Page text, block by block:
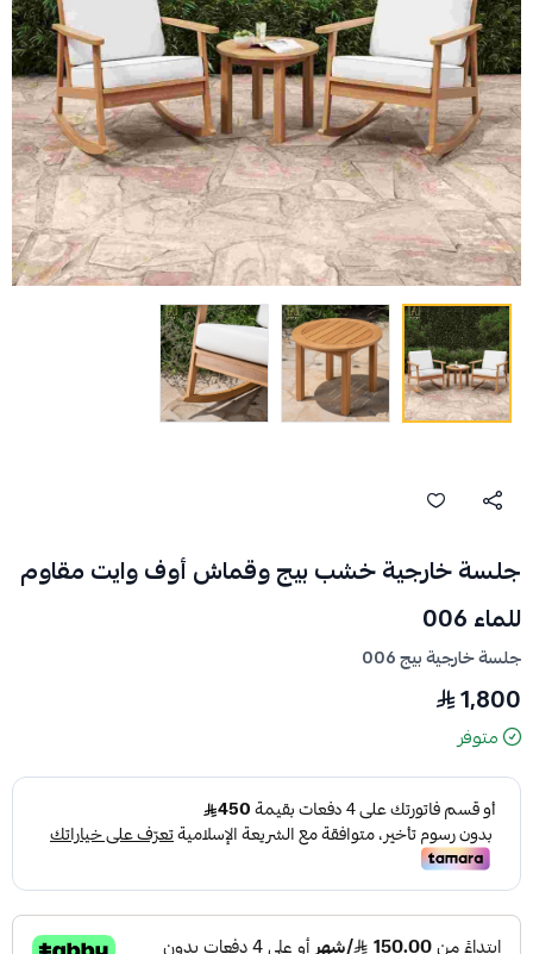
جلسة خارجية خشب بيج وقماش أوف وايت مقاوم
للماء 006
جلسة خارجية بيج 006
1,800
متوفر